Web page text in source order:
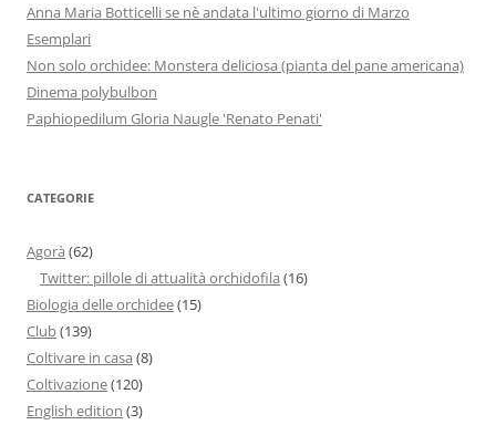
Anna Maria Botticelli se nè andata l'ultimo giorno di Marzo
Esemplari
Non solo orchidee: Monstera deliciosa (pianta del pane americana)
Dinema polybulbon
Paphiopedilum Gloria Naugle 'Renato Penati'
CATEGORIE
Agorà (62)
Twitter: pillole di attualità orchidofila (16)
Biologia delle orchidee(15)
Club(139)
Coltivare in casa (8)
Coltivazione(120)
English edition (3)